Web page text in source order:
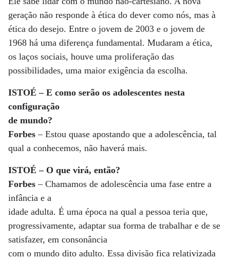
geração não responde à ética do dever como nós, mas à
ética do desejo. Entre o jovem de 2003 e o jovem de
1968 há uma diferença fundamental. Mudaram a ética,
os laços sociais, houve uma proliferação das
possibilidades, uma maior exigência da escolha.
ISTOÉ – E como serão os adolescentes nesta
configuração
de mundo?
Forbes – Estou quase apostando que a adolescência, tal
qual a conhecemos, não haverá mais.
ISTOÉ – O que virá, então?
Forbes – Chamamos de adolescência uma fase entre a
infância e a
idade adulta. É uma época na qual a pessoa teria que,
progressivamente, adaptar sua forma de trabalhar e de se
satisfazer, em consonância
com o mundo dito adulto. Essa divisão fica relativizada